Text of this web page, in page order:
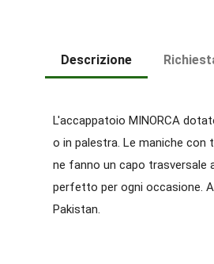
Descrizione
L'accappatoio MINORCA
o in palestra. Le maniche con
ne fanno un capo trasversale
perfetto per ogni occasione.
Pakistan.